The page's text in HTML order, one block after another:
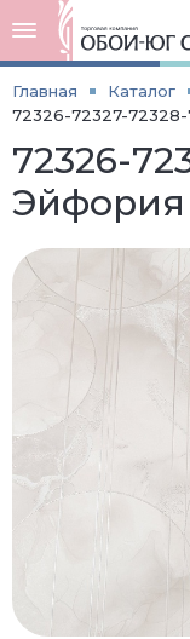
Главная
Каталог
72326-72327-
72326-